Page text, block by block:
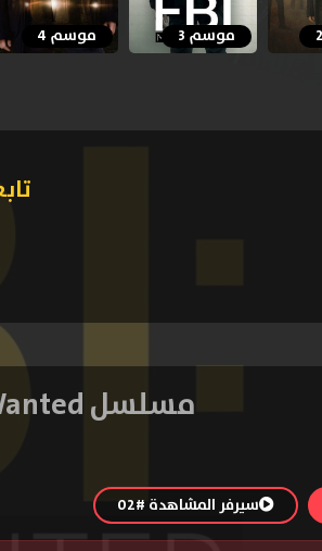
موسم 3 موسم 4
مسلسل FBI: Most Wanted الموسم الخامس – الحلقة 2
سيرفر المشاهدة #02